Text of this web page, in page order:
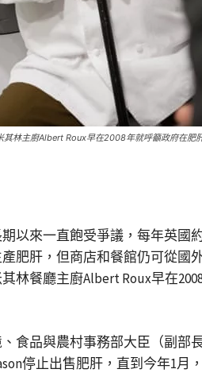
其林主廚Albert Roux早在2008年就呼籲政府在
以來一直飽受爭議，每年英國
肥肝，但商店和餐館仍可從國
林餐廳主廚Albert Roux早在
食品與農村事務部大臣（副部
停止出售肥肝，直到今年1